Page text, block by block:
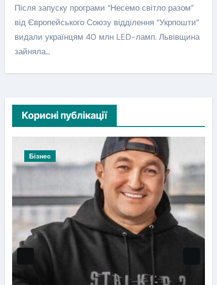
Після запуску програми “Несемо світло разом”
від Європейського Союзу відділення “Укрпошти”
видали українцям 40 млн LED-ламп. Львівщина
зайняла…
Корисні публікації
Бізнес